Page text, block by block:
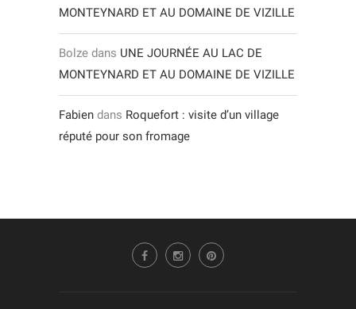
MONTEYNARD ET AU DOMAINE DE VIZILLE
Bolze dans UNE JOURNÉE AU LAC DE
MONTEYNARD ET AU DOMAINE DE VIZILLE
Fabien dans Roquefort : visite d’un village
réputé pour son fromage